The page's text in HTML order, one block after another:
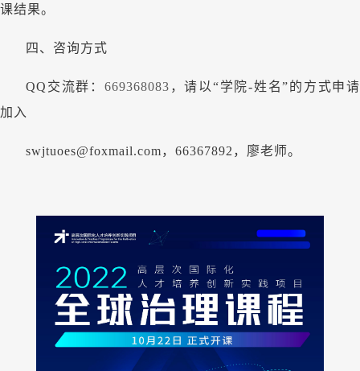
课结果。
四、咨询方式
QQ交流群： 669368083 ，请以 “学院-姓名”的方式申请
加入
swjtuoes@foxmail.com，66367892，廖老师。